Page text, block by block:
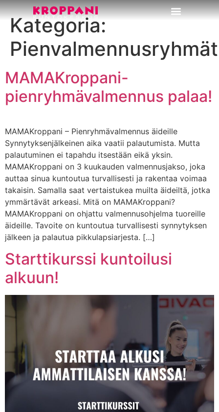
Kategoria:
Pienvalmennusryhmät
MAMAKroppani-
pienryhmävalmennus palaa!
MAMAKroppani – Pienryhmävalmennus äideille
Synnytyksenjälkeinen aika vaatii palautumista. Mutta
palautuminen ei tapahdu itsestään eikä yksin.
MAMAKroppani on 3 kuukauden valmennusjakso, joka
auttaa sinua kuntoutua turvallisesti ja rakentaa voimaa
takaisin. Samalla saat vertaistukea muilta äideiltä, jotka
ymmärtävät arkeasi. Mitä on MAMAKroppani?
MAMAKroppani on ohjattu valmennusohjelma tuoreille
äideille. Tavoite on kuntoutua turvallisesti synnytyksen
jälkeen ja palautua pikkulapsiarjesta. […]
Starttikurssi kuntoilusi
alkuun!